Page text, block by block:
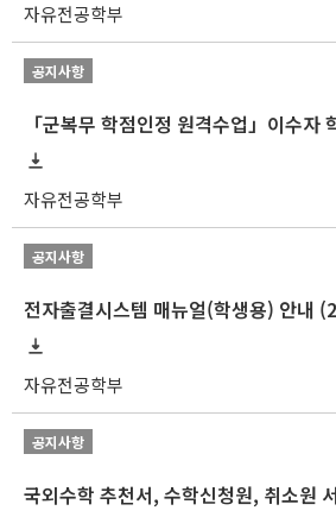
자유전공학부
공지사항
자유전공학부
공지사항
자유전공학부
공지사항
국외수학 추천서, 수학신청원, 취소원